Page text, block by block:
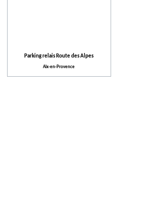
Parking relais Route des Alpes
Aix-en-Provence